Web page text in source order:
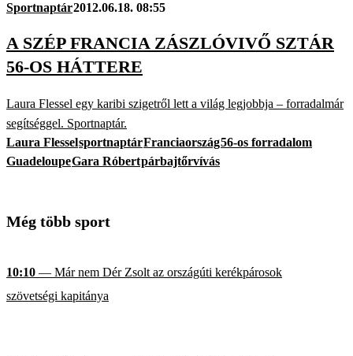
Sportnaptár2012.06.18. 08:55
A SZÉP FRANCIA ZÁSZLÓVIVŐ SZTÁR
56-OS HÁTTERE
Laura Flessel egy karibi szigetről lett a világ legjobbja – forradalmár
segítséggel. Sportnaptár.
Laura FlesselsportnaptárFranciaország56-os forradalom
GuadeloupeGara Róbertpárbajtőrvívás
Még több sport
10:10 — Már nem Dér Zsolt az országúti kerékpárosok
szövetségi kapitánya